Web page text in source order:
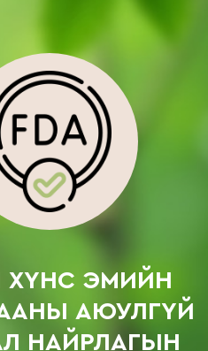
ХҮНС ЭМИЙН
АЮУЛГҮЙ
НАЙРЛАГЫН